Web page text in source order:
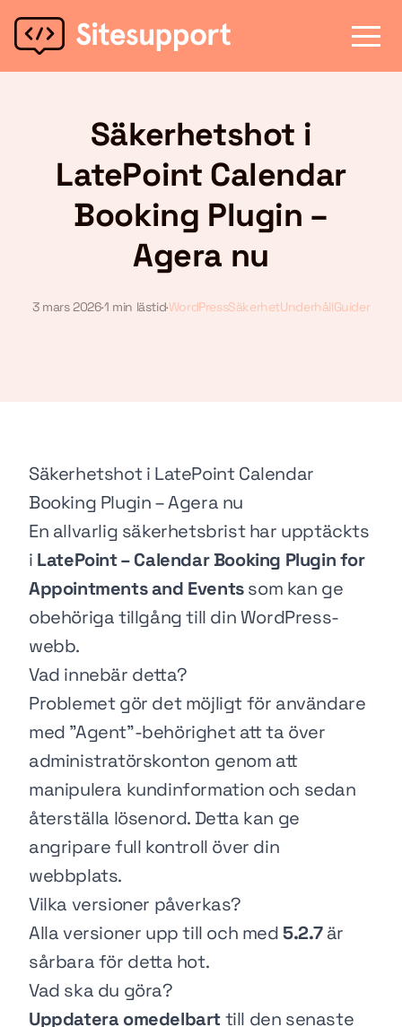
Säkerhetshot i
LatePoint Calendar
Booking Plugin –
Agera nu
3 mars 2026·1 min lästid·WordPressSäkerhetUnderhållGuider
Säkerhetshot i LatePoint Calendar
Booking Plugin – Agera nu
En allvarlig säkerhetsbrist har upptäckts
i LatePoint – Calendar Booking Plugin for
Appointments and Eventssom kan ge
obehöriga tillgång till din WordPress-
webb.
Vad innebär detta?
Problemet gör det möjligt för användare
med "Agent"-behörighet att ta över
administratörskonton genom att
manipulera kundinformation och sedan
återställa lösenord. Detta kan ge
angripare full kontroll över din
webbplats.
Vilka versioner påverkas?
Alla versioner upp till och med5.2.7är
sårbara för detta hot.
Vad ska du göra?
Uppdatera omedelbarttill den senaste